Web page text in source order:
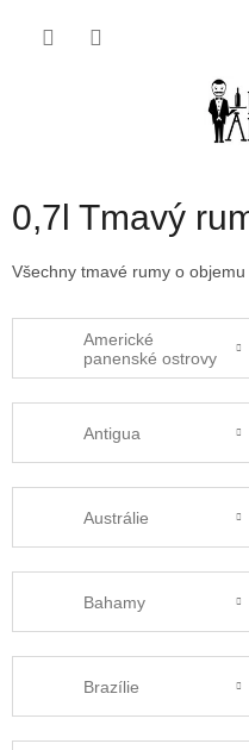
0,7l Tmavý
Všechny tmavé rumy o
Americké
panenské ostrovy
Antigua
Austrálie
Bahamy
Brazílie